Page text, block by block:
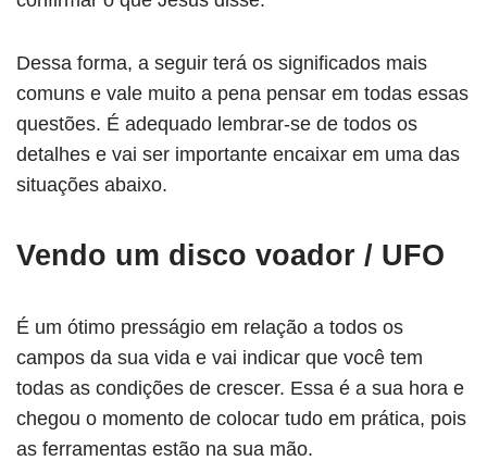
Dessa forma, a seguir terá os significados mais
comuns e vale muito a pena pensar em todas essas
questões. É adequado lembrar-se de todos os
detalhes e vai ser importante encaixar em uma das
situações abaixo.
Vendo um disco voador / UFO
É um ótimo presságio em relação a todos os
campos da sua vida e vai indicar que você tem
todas as condições de crescer. Essa é a sua hora e
chegou o momento de colocar tudo em prática, pois
as ferramentas estão na sua mão.